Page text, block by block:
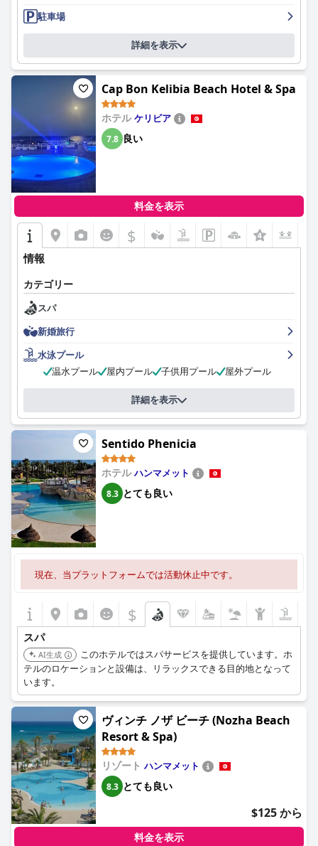
駐車場
詳細を表示
Cap Bon Kelibia Beach Hotel & Spa
ホテルケリビア
7.8 良い
料金を表示
$
情報
カテゴリー
スパ
新婚旅行
水泳プール
温水プール
屋内プール 子供用プール 屋外プール
詳細を表示
Sentido Phenicia
ホテルハンマメット
8.3 とても良い
現在、当プラットフォームでは活動休止中です。
$
スパ
AI生成
このホテルではスパサービスを提供しています。ホ
テルのロケーションと設備は、リラックスできる目的地となって
います。
ヴィンチ ノザ ビーチ (Nozha Beach
Resort & Spa)
リゾート ハンマメット
8.3 とても良い
$125 から
料金を表示